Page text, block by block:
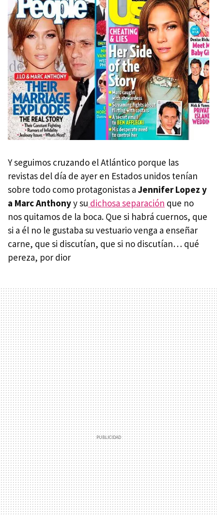
Y seguimos cruzando el Atlántico porque las
revistas del día de ayer en Estados unidos tenían
sobre todo como protagonistas a Jennifer Lopez y
a Marc Anthonyy su dichosa separación que no
nos quitamos de la boca. Que si habrá cuernos, que
si a él no le gustaba su vestuario venga a enseñar
carne, que si discutían, que si no discutían… qué
pereza, por dior